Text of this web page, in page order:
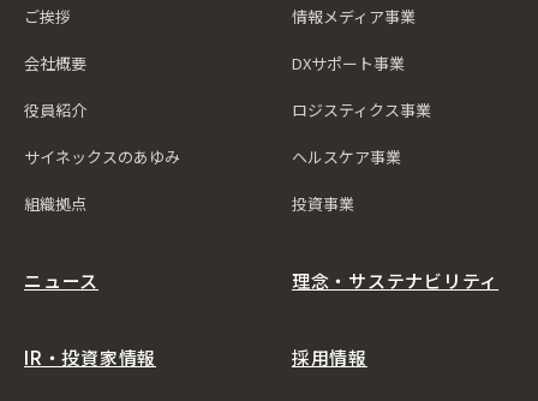
ご挨拶
会社概要
役員紹介
サイネックスのあゆみ
組織拠点
情報メディア事業
DXサポート事業
ロジスティクス事業
ヘルスケア事業
投資事業
ニュース
IR・投資家情報
理念・サステナビリティ
採用情報